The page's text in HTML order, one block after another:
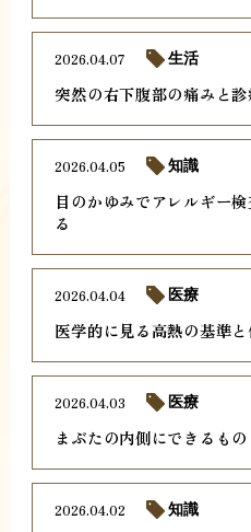
突然の右下腹部の痛みと
2026.04.07 生活
目のかゆみでアレルギー
る
2026.04.05 知識
医学的に見る高熱の基準
2026.04.04 医療
まぶたの内側にできるも
2026.04.03 医療
2026.04.02 知識